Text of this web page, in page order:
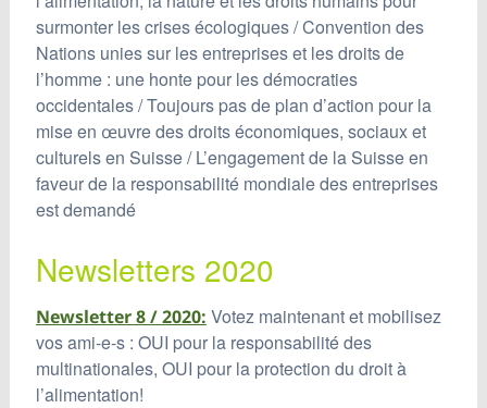
surmonter les crises écologiques / Convention des
Nations unies sur les entreprises et les droits de
l’homme : une honte pour les démocraties
occidentales / Toujours pas de plan d’action pour la
mise en œuvre des droits économiques, sociaux et
culturels en Suisse / L’engagement de la Suisse en
faveur de la responsabilité mondiale des entreprises
est demandé
Newsletters 2020
Newsletter 8 / 2020: Votez maintenant et mobilisez
vos ami-e-s : OUI pour la responsabilité des
multinationales, OUI pour la protection du droit à
l’alimentation!